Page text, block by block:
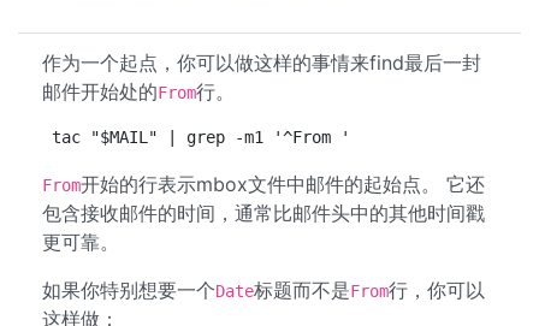
作为一个起点，你可以做这样的事情来find最后一封
邮件开始处的From行。
tac "$MAIL" | grep -m1 '^From '
From开始的行表示mbox文件中邮件的起始点。 它还
包含接收邮件的时间，通常比邮件头中的其他时间戳
更可靠。
如果你特别想要一个Date标题而不是From行，你可以
这样做：